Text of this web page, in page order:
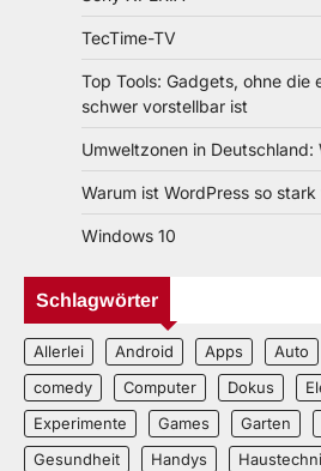
TecTime-TV
Top Tools: Gadgets, ohne die
schwer vorstellbar ist
Umweltzonen in Deutschland:
Warum ist WordPress so
Windows 10
Schlagwörter
Allerlei Android Apps Auto
comedy
Computer Dokus
Experimente
Games Garten
Gesundheit
Handys